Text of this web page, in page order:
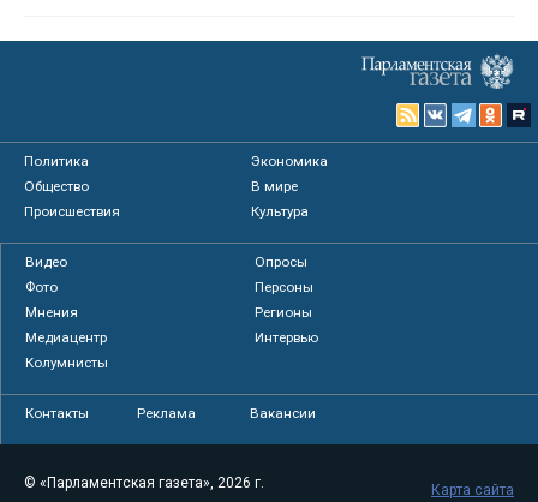
Политика
Экономика
Общество
В мире
Происшествия
Культура
Видео
Опросы
Фото
Персоны
Мнения
Регионы
Медиацентр
Интервью
Колумнисты
Контакты Реклама Вакансии
© «Парламентская газета», 2026 г.
Карта сайта